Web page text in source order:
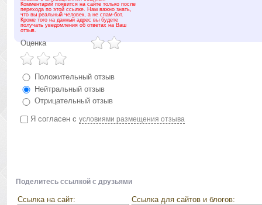
Комментарий появится на сайте только после
перехода по этой ссылке. Нам важно знать,
что вы реальный человек, а не спам-бот.
Кроме того на данный адрес вы будете
получать уведомления об ответах на Ваш
отзыв.
Оценка
Положительный отзыв
Нейтральный отзыв
Отрицательный отзыв
Я согласен с условиями размещения отзыва
Поделитесь ссылкой с друзьями
Ссылка на сайт: Ссылка для сайтов и блогов: